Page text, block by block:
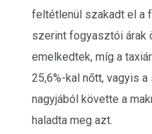
feltétlenül szakadt el a
szerint fogyasztói árak
emelkedtek, míg a
25,6%-kal nőtt, vagyis
nagyjából követte a
haladta meg azt.